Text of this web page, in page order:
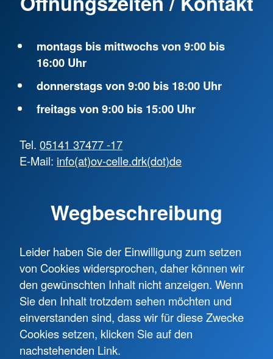
montags bis mittwochs von 9:00 bis
16:00 Uhr
donnerstags von 9:00 bis 18:00 Uhr
freitags von 9:00 bis 15:00 Uhr
Tel. 05141 37477 -17
E-Mail: info(at)ov-celle.drk(dot)de
Wegbeschreibung
Leider haben Sie der Einwilligung zum setzen
von Cookies widersprochen, daher können wir
den gewünschten Inhalt nicht anzeigen. Wenn
Sie den Inhalt trotzdem sehen möchten und
einverstanden sind, dass wir für diese Zwecke
Cookies setzen, klicken Sie auf den
nachstehenden Link.